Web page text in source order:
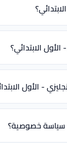
الابتدائي؟
- الأول
سياسة خصوصية؟